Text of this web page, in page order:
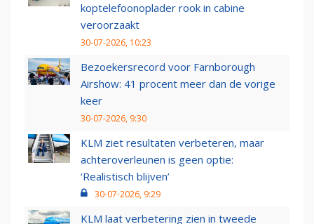
koptelefoonoplader rook in cabine
veroorzaakt
30-07-2026, 10:23
Bezoekersrecord voor Farnborough
Airshow: 41 procent meer dan de vorige
keer
30-07-2026, 9:30
KLM ziet resultaten verbeteren, maar
achteroverleunen is geen optie:
‘Realistisch blijven’
30-07-2026, 9:29
KLM laat verbetering zien in tweede